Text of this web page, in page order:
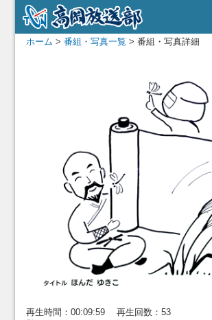
ホーム > 番組・写真一覧 > 番組・写真詳細
再生時間：00:09:59 再生回数：53